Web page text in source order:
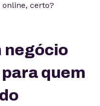
certo?
negócio
quem